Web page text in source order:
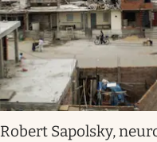
Robert Sapolsky,